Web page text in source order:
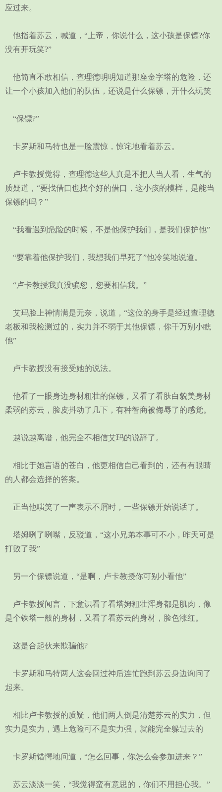
应过来。
他指着苏云，喊道，“上帝，你说什么，这小孩是保镖?你
没有开玩笑?”
他简直不敢相信，查理德明明知道那座金字塔的危险，还
让一个小孩加入他们的队伍，还说是什么保镖，开什么玩笑
“保镖?”
卡罗斯和马特也是一脸震惊，惊诧地看着苏云。
卢卡教授觉得，查理德这些人真是不把人当人看，生气的
质疑道，“要找借口也找个好的借口，这小孩的模样，是能当
保镖的吗？”
“我看遇到危险的时候，不是他保护我们，是我们保护他”
“要靠着他保护我们，我想我们早死了”他冷笑地说道。
“卢卡教授我真没骗您，您要相信我。”
艾玛脸上神情满是无奈，说道，“这位的身手是经过查理德
老板和我检测过的，实力并不弱于其他保镖，你千万别小瞧
他”
卢卡教授没有接受她的说法。
他看了一眼身边身材粗壮的保镖，又看了看肤白貌美身材
柔弱的苏云，脸皮抖动了几下，有种智商被侮辱了的感觉。
越说越离谱，他完全不相信艾玛的说辞了。
相比于她言语的苍白，他更相信自己看到的，还有有眼睛
的人都会选择的答案。
正当他嗤笑了一声表示不屑时，一些保镖开始说话了。
塔姆咧了咧嘴，反驳道，“这小兄弟本事可不小，昨天可是
打败了我”
另一个保镖说道，“是啊，卢卡教授你可别小看他”
卢卡教授闻言，下意识看了看塔姆粗壮浑身都是肌肉，像
是个铁塔一般的身材，又看了看苏云的身材，脸色涨红。
这是合起伙来欺骗他?
卡罗斯和马特两人这会回过神后连忙跑到苏云身边询问了
起来。
相比卢卡教授的质疑，他们两人倒是清楚苏云的实力，但
实力是实力，遇上危险可不是实力强，就能完全躲过去的
卡罗斯错愕地问道，“怎么回事，你怎么会参加进来？”
苏云淡淡一笑，“我觉得蛮有意思的，你们不用担心我。”